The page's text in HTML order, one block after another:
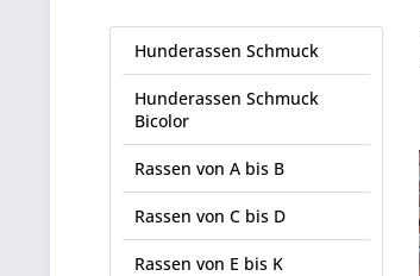
Hunderassen Schmuck
Hunderassen Schmuck
Bicolor
Rassen von A bis B
Rassen von C bis D
Rassen von E bis K